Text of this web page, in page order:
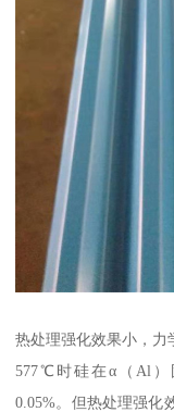
热处理强化效果小，力
577℃时硅在α（Al）
0.05%。但热处理强化